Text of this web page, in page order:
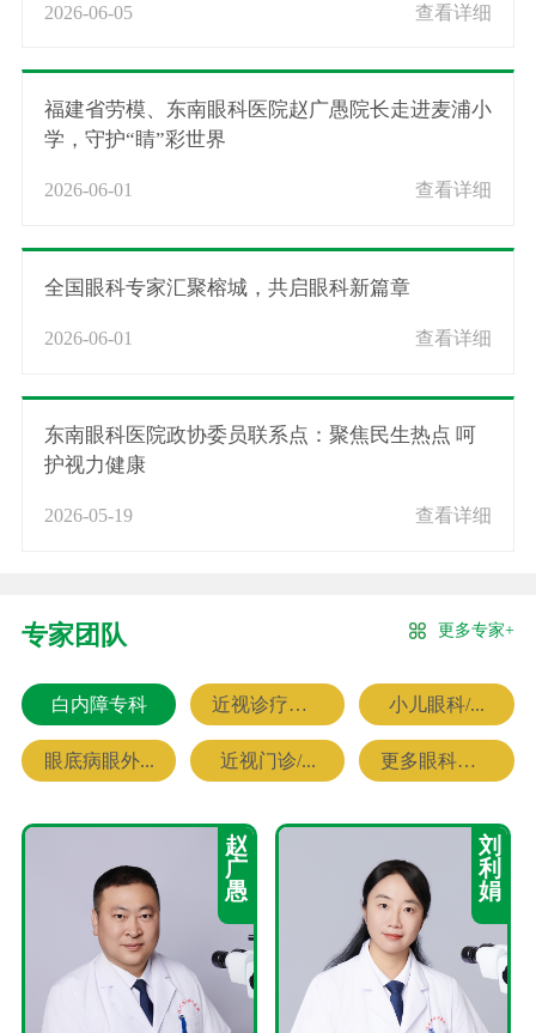
2026-06-05 查看详细
福建省劳模、东南眼科医院赵广愚院长走进麦浦小
学，守护“睛”彩世界
2026-06-01 查看详细
全国眼科专家汇聚榕城，共启眼科新篇章
2026-06-01 查看详细
东南眼科医院政协委员联系点：聚焦民生热点 呵
护视力健康
2026-05-19 查看详细
专家团队 更多专家+
白内障专科 近视诊疗专科 小儿眼科/...
眼底病眼外... 近视门诊/... 更多眼科专家
赵
广
愚
刘
利
娟